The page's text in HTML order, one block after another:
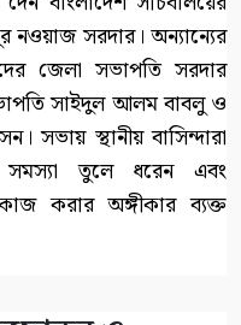
নওয়াজ সরদার। অন্যান্যের
জেলা সভাপতি সরদার
সাইদুল আলম বাবলু ও
সভায় স্থানীয় বাসিন্দারা
সমস্যা তুলে ধরেন এবং
করার অঙ্গীকার ব্যক্ত